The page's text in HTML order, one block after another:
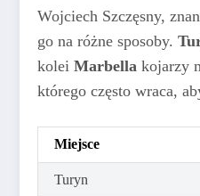
Wojciech Szczęsny,
go na różne sposoby.
kolei Marbella kojarzy
którego często wraca,
Miejsce
Turyn